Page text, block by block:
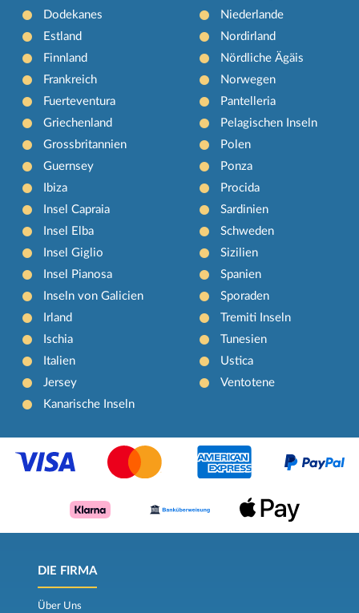
Dodekanes
Estland
Finnland
Frankreich
Fuerteventura
Griechenland
Grossbritannien
Guernsey
Ibiza
Insel Capraia
Insel Elba
Insel Giglio
Insel Pianosa
Inseln von Galicien
Irland
Ischia
Italien
Jersey
Kanarische Inseln
Niederlande
Nordirland
Nördliche Ägäis
Norwegen
Pantelleria
Pelagischen Inseln
Polen
Ponza
Procida
Sardinien
Schweden
Sizilien
Spanien
Sporaden
Tremiti Inseln
Tunesien
Ustica
Ventotene
DIE FIRMA
Über Uns